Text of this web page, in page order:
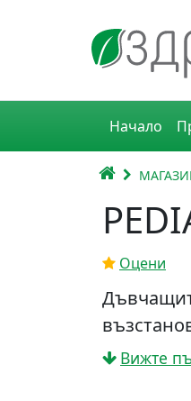
Горна
Главна Начало
НАЧАЛО
Оцени
Вижте